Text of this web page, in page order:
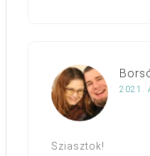
2021.
Sziasztok!